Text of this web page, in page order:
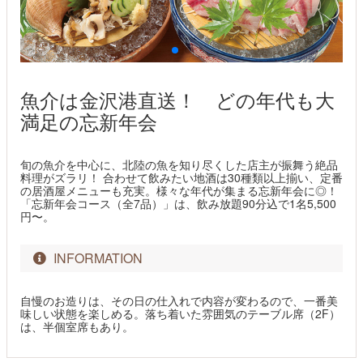
魚介は金沢港直送！ どの年代も大
満足の忘新年会
旬の魚介を中心に、北陸の魚を知り尽くした店主が振舞う絶品
料理がズラリ！ 合わせて飲みたい地酒は30種類以上揃い、定番
の居酒屋メニューも充実。様々な年代が集まる忘新年会に◎！
「忘新年会コース（全7品）」は、飲み放題90分込で1名5,500
円〜。
INFORMATION
自慢のお造りは、その日の仕入れで内容が変わるので、一番美
味しい状態を楽しめる。落ち着いた雰囲気のテーブル席（2F）
は、半個室席もあり。